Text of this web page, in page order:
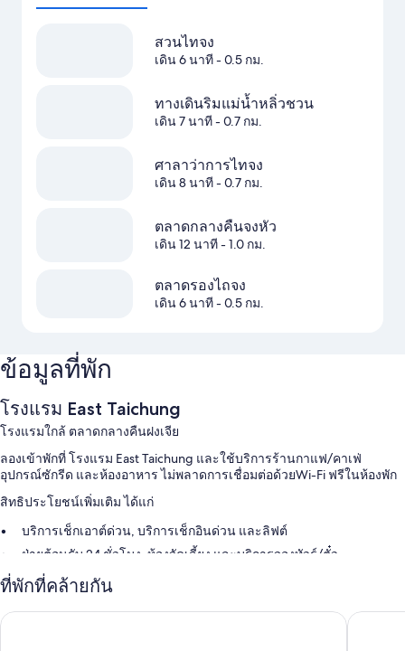
สวนไทจง
เดิน 6 นาที- 0.5 กม.
ทางเดินริมแม่น้ำหลิ่วชวน
เดิน 7 นาที- 0.7 กม.
ศาลาว่าการไทจง
เดิน 8 นาที- 0.7 กม.
ตลาดกลางคืนจงหัว
เดิน 12 นาที- 1.0 กม.
ตลาดรองไถจง
เดิน 6 นาที- 0.5 กม.
ข้อมูลที่พัก
โรงแรม East Taichung
โรงแรมใกล้ ตลาดกลางคืนฝงเจีย
ลองเข้าพักที่ โรงแรม East Taichung และใช้บริการร้านกาแฟ/คาเฟ่
อุปกรณ์ซักรีด และห้องอาหาร ไม่พลาดการเชื่อมต่อด้วยWi-Fi ฟรีในห้องพัก
สิทธิประโยชน์เพิ่มเติม ได้แก่
บริการเช็กเอาต์ด่วน, บริการเช็กอินด่วน และลิฟต์
ฝ่ายต้อนรับ 24 ชั่วโมง, ห้องจัดเลี้ยง และบริการจองทัวร์/ตั๋ว
ที่พักปลอดบุหรี่, ที่ฝากกระเป๋าเดินทาง และบริการคอนเซียร์จ
ที่พักที่คล้ายกัน
โรงแรม 53 โรงแรม